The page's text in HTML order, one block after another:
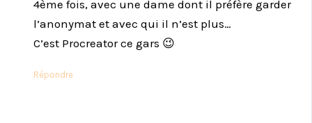
4ème fois, avec une dame dont il préfère garder
l’anonymat et avec qui il n’est plus…
C’est Procreator ce gars 😉
Répondre